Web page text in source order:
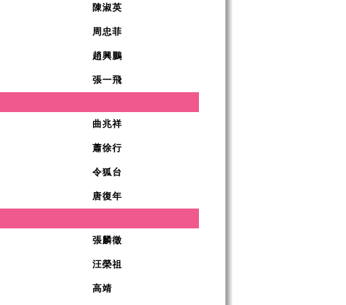
陳淑英
周忠菲
趙興鵬
張一飛
曲兆祥
蕭徐行
令狐台
唐復年
張麟徵
汪榮祖
高靖